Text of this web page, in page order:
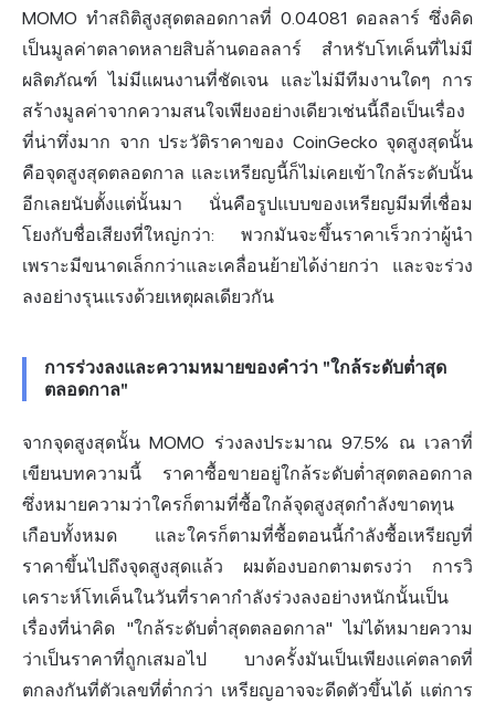
MOMO ทำสถิติสูงสุดตลอดกาลที่ 0.04081 ดอลลาร์ ซึ่งคิด
เป็นมูลค่าตลาดหลายสิบล้านดอลลาร์ สำหรับโทเค็นที่ไม่มี
ผลิตภัณฑ์ ไม่มีแผนงานที่ชัดเจน และไม่มีทีมงานใดๆ การ
สร้างมูลค่าจากความสนใจเพียงอย่างเดียวเช่นนี้ถือเป็นเรื่อง
ที่น่าทึ่งมาก จาก ประวัติราคาของ CoinGecko จุดสูงสุดนั้น
คือจุดสูงสุดตลอดกาล และเหรียญนี้ก็ไม่เคยเข้าใกล้ระดับนั้น
อีกเลยนับตั้งแต่นั้นมา นั่นคือรูปแบบของเหรียญมีมที่เชื่อม
โยงกับชื่อเสียงที่ใหญ่กว่า: พวกมันจะขึ้นราคาเร็วกว่าผู้นำ
เพราะมีขนาดเล็กกว่าและเคลื่อนย้ายได้ง่ายกว่า และจะร่วง
ลงอย่างรุนแรงด้วยเหตุผลเดียวกัน
การร่วงลงและความหมายของคำว่า "ใกล้ระดับต่ำสุด
ตลอดกาล"
จากจุดสูงสุดนั้น MOMO ร่วงลงประมาณ 97.5% ณ เวลาที่
เขียนบทความนี้ ราคาซื้อขายอยู่ใกล้ระดับต่ำสุดตลอดกาล
ซึ่งหมายความว่าใครก็ตามที่ซื้อใกล้จุดสูงสุดกำลังขาดทุน
เกือบทั้งหมด และใครก็ตามที่ซื้อตอนนี้กำลังซื้อเหรียญที่
ราคาขึ้นไปถึงจุดสูงสุดแล้ว ผมต้องบอกตามตรงว่า การวิ
เคราะห์โทเค็นในวันที่ราคากำลังร่วงลงอย่างหนักนั้นเป็น
เรื่องที่น่าคิด "ใกล้ระดับต่ำสุดตลอดกาล" ไม่ได้หมายความ
ว่าเป็นราคาที่ถูกเสมอไป บางครั้งมันเป็นเพียงแค่ตลาดที่
ตกลงกันที่ตัวเลขที่ต่ำกว่า เหรียญอาจจะดีดตัวขึ้นได้ แต่การ